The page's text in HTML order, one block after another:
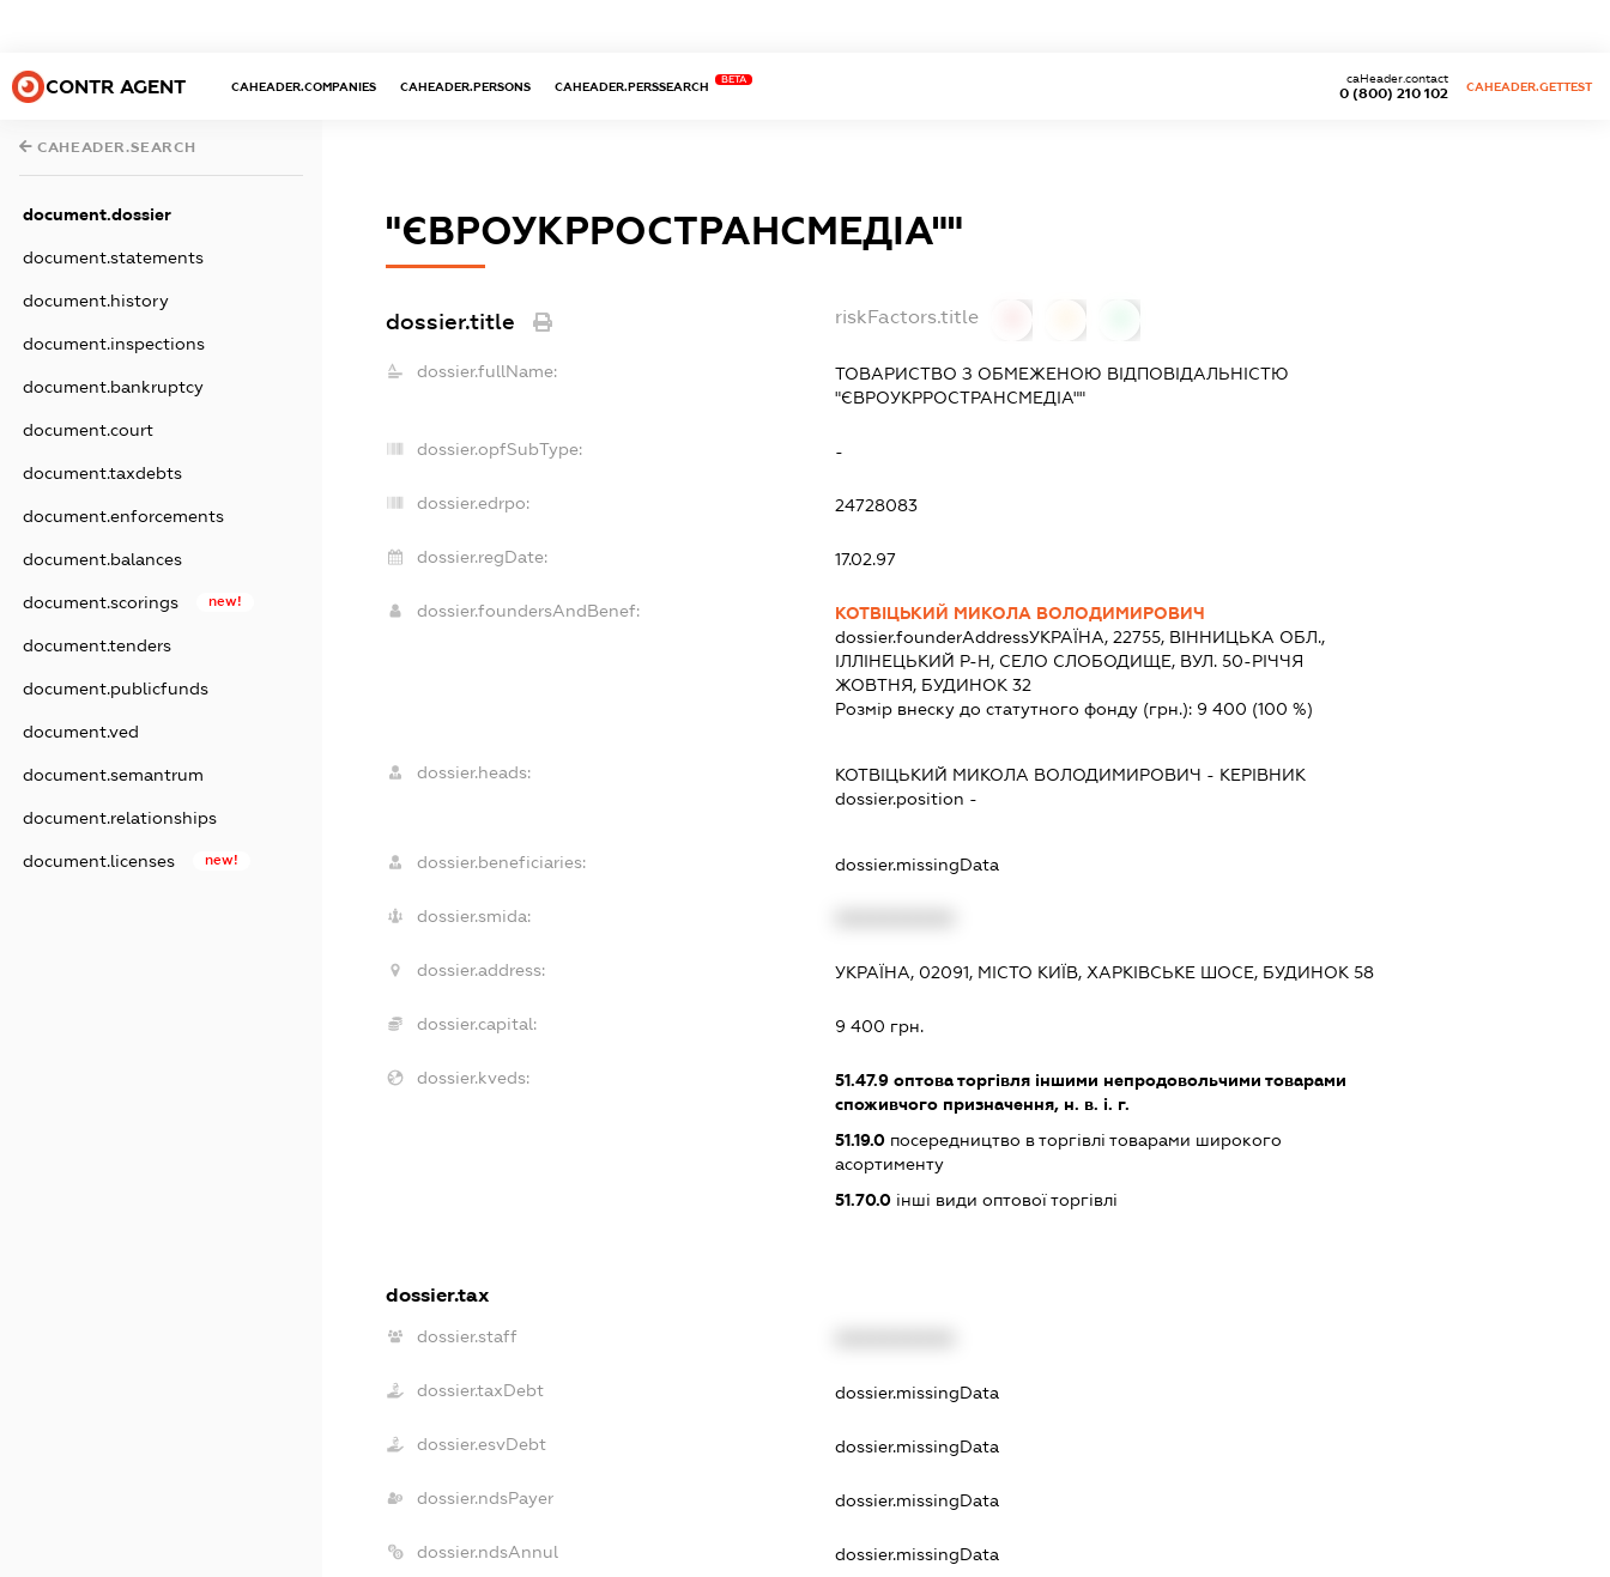
CONTR AGENT CAHEADER.COMPANIES CAHEADER.PERSONS CAHEADER.PERSSEARCH
BETA
0 (800) 210 102
caHeader.contact
CAHEADER.GETTEST
CAHEADER.SEARCH
document.dossier
document.statements
document.history
document.inspections
document.bankruptcy
document.court
document.taxdebts
document.enforcements
document.balances
document.scorings new!
document.tenders
document.publicfunds
document.ved
document.semantrum
document.relationships
document.licenses new!
"ЄВРОУКРРОСТРАНСМЕДІА""
dossier.title riskFactors.title
dossier.fullName:
ТОВАРИСТВО З ОБМЕЖЕНОЮ ВІДПОВІДАЛЬНІСТЮ
"ЄВРОУКРРОСТРАНСМЕДІА""
dossier.opfSubType: -
dossier.edrpo: 24728083
dossier.regDate: 17.02.97
dossier.foundersAndBenef:
КОТВІЦЬКИЙ МИКОЛА ВОЛОДИМИРОВИЧ
dossier.founderAddressУКРАЇНА, 22755, ВІННИЦЬКА ОБЛ.,
ІЛЛІНЕЦЬКИЙ Р-Н, СЕЛО СЛОБОДИЩЕ, ВУЛ. 50-РІЧЧЯ
ЖОВТНЯ, БУДИНОК 32
Розмір внеску до статутного фонду (грн.): 9 400 (100 %)
dossier.heads: КОТВІЦЬКИЙ МИКОЛА ВОЛОДИМИРОВИЧ - КЕРІВНИК
dossier.position -
dossier.beneficiaries: dossier.missingData
dossier.smida:
dossier.address: УКРАЇНА, 02091, МІСТО КИЇВ, ХАРКІВСЬКЕ ШОСЕ, БУДИНОК 58
dossier.capital: 9 400 грн.
dossier.kveds: 51.47.9 оптова торгівля іншими непродовольчими товарами
споживчого призначення, н. в. і. г.
51.19.0 посередництво в торгівлі товарами широкого
асортименту
51.70.0 інші види оптової торгівлі
dossier.tax
dossier.staff
dossier.taxDebt dossier.missingData
dossier.esvDebt dossier.missingData
dossier.ndsPayer dossier.missingData
dossier.ndsAnnul dossier.missingData